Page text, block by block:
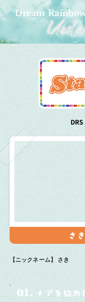
Dream
DRS
さき
【ニックネーム】 さき
Q1. チアを始め